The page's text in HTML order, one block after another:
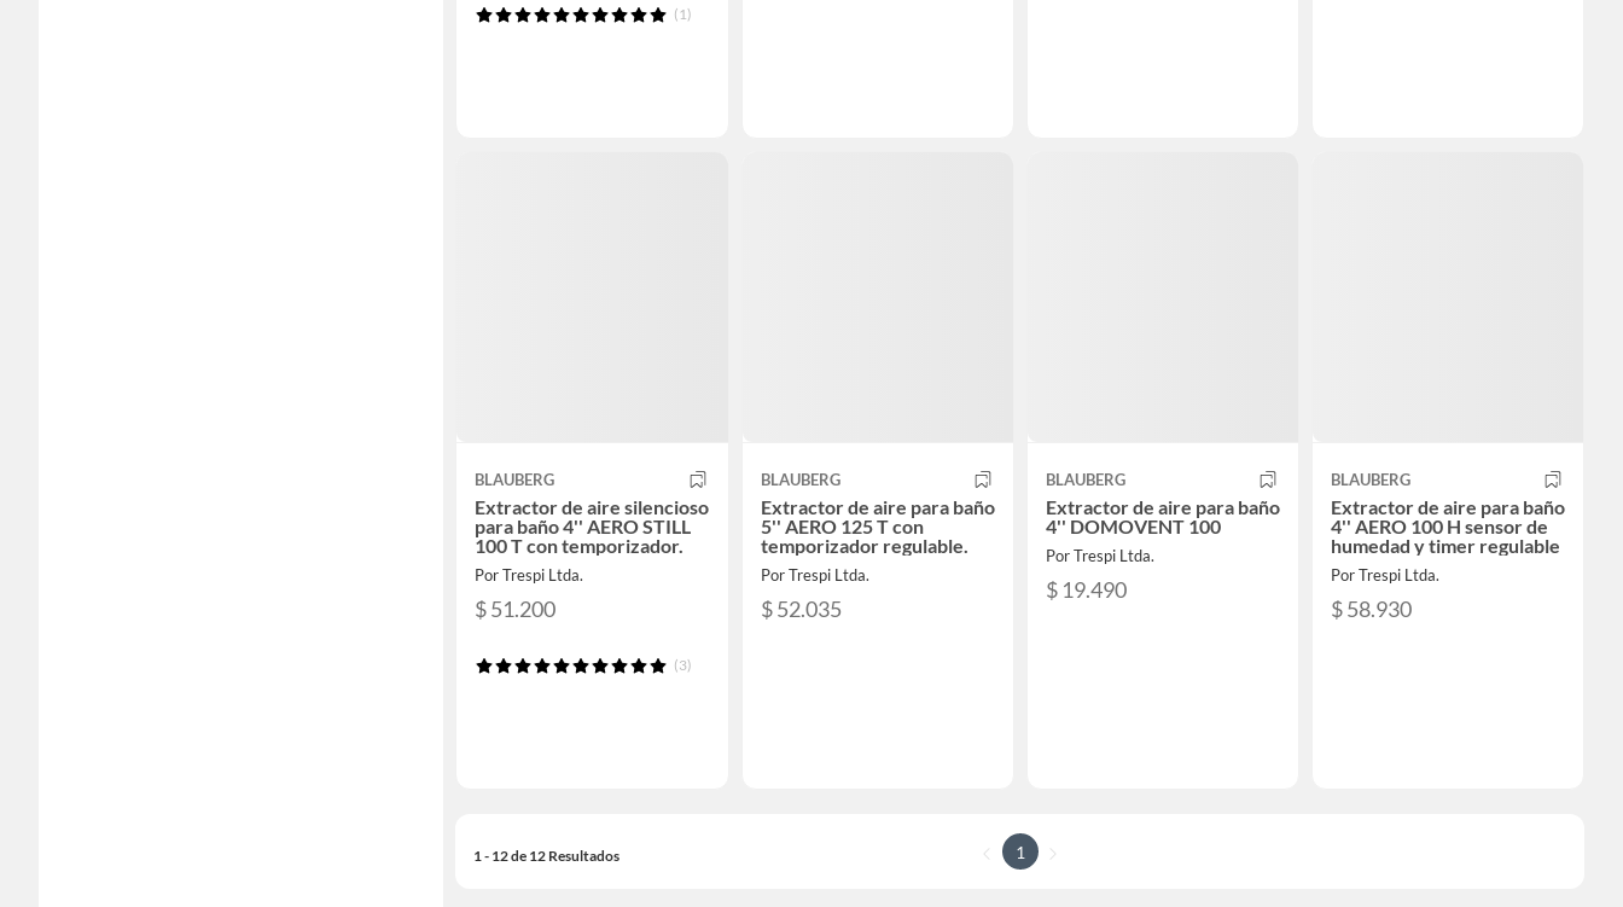
(1)
BLAUBERG
Extractor de aire silencioso
para baño 4'' AERO STILL
100 T con temporizador.
Por Trespi Ltda.
$ 51.200
(3)
BLAUBERG
Extractor de aire para baño
5'' AERO 125 T con
temporizador regulable.
Por Trespi Ltda.
$ 52.035
BLAUBERG
Extractor de aire para baño
4'' DOMOVENT 100
Por Trespi Ltda.
$ 19.490
BLAUBERG
Extractor de aire para baño
4'' AERO 100 H sensor de
humedad y timer regulable
Por Trespi Ltda.
$ 58.930
1 - 12 de 12 Resultados 1